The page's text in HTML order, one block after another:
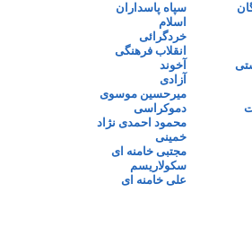
سپاه پاسداران
اسلام
خردگرائی
انقلاب فرهنگی
آخوند
آزادی
میرحسین موسوی
دموکراسی
محمود احمدی نژاد
خمینی
مجتبی خامنه ای
سکولاریسم
علی خامنه ای